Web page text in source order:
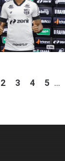
2 3 4 5 ...